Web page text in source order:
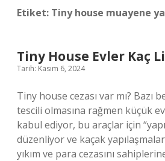
Etiket: Tiny house muayene
Tiny House Evler Kaç
Tarih: Kasım 6, 2024
Tiny house cezası var mı? Bazı
tescili olmasına rağmen küçük
kabul ediyor, bu araçlar için
düzenliyor ve kaçak
yıkım ve para cezasını